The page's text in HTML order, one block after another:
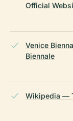
Official
Venice
Biennale
Wikipedia —